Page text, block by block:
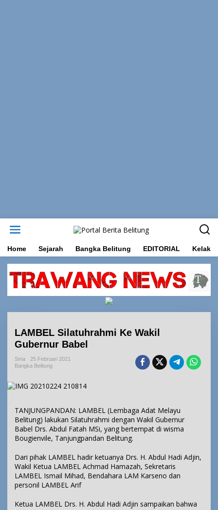
t
Home Sejarah Bangka Belitung EDITORIAL Kelakar
LAMBEL Silatuhrahmi Ke Wakil
Gubernur Babel
Sma
25 Februari 2021
Bangka Belitung
TANJUNGPANDAN: LAMBEL (Lembaga Adat Melayu
Belitung) lakukan Silatuhrahmi dengan Wakil Gubernur
Babel Drs. Abdul Fatah MSi, yang bertempat di wisma
Bougienvile, Tanjungpandan Belitung.
Dari pihak LAMBEL hadir ketuanya Drs. H. Abdul Hadi Adjin,
Wakil Ketua LAMBEL Achmad Hamazah, Sekretaris
LAMBEL Ismail Mihad, Bendahara LAM Karseno dan
personil LAMBEL Arif
Ketua LAMBEL Drs. H. Abdul Hadi Adjin sampaikan bahwa